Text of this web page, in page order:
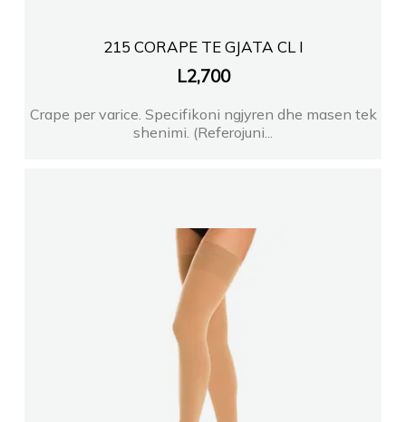
215 CORAPE TE GJATA CL I
L2,700
Crape per varice. Specifikoni ngjyren dhe masen tek
shenimi. (Referojuni...